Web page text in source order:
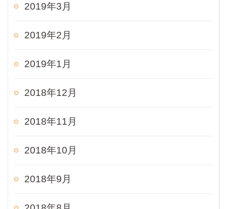
2019年3月
2019年2月
2019年1月
2018年12月
2018年11月
2018年10月
2018年9月